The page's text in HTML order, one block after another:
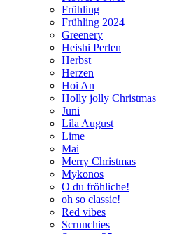
Frühling
Frühling 2024
Greenery
Heishi Perlen
Herbst
Herzen
Hoi An
Holly jolly Christmas
Juni
Lila August
Lime
Mai
Merry Christmas
Mykonos
O du fröhliche!
oh so classic!
Red vibes
Scrunchies